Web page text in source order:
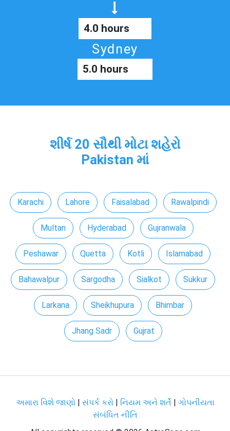
4.0 hours
Sydney
5.0 hours
શીર્ષ 20 સૌથી મોટા શહેરો
Pakistan માં
Karachi Lahore Faisalabad Rawalpindi
Multan Hyderabad Gujranwala
Peshawar Quetta Kotli Islamabad
Bahawalpur Sargodha Sialkot Sukkur
Larkana Sheikhupura Bhimbar
Jhang Sadr Gujrat
અમારા વિશે જાણો| સંપર્ક કરો નિયમ અને શર્તેં| ગોપનીયતા
સંબંધિત નીતિ